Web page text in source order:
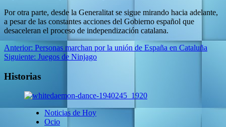
Por otra parte, desde la Generalitat se sigue mirando hacia adelante,
a pesar de las constantes acciones del Gobierno español que
desaceleran el proceso de independización catalana.
Navegación
de
entradas
Anterior: Personas marchan por la unión de España en Cataluña
Siguiente: Juegos de Ninjago
Historias
Noticias de Hoy
Ocio